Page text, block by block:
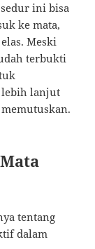
ini bisa
ke mata,
Meski
terbukti
lebih lanjut
tentang
dalam